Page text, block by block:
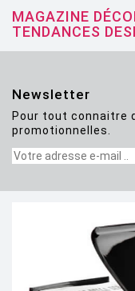
CASSINA
CATELLANI AND
CINNA
CLASSICON
CRASSEVIG
MAGAZINE
TENDANCES
Newsletter
Pour tout connaitre
promotionnelles.